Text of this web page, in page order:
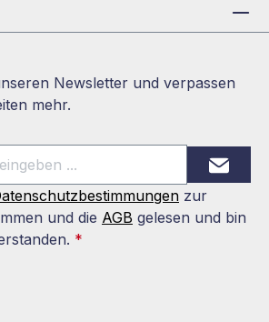
Newsletter und verpassen
mehr.
zur
und die AGB gelesen und bin
*